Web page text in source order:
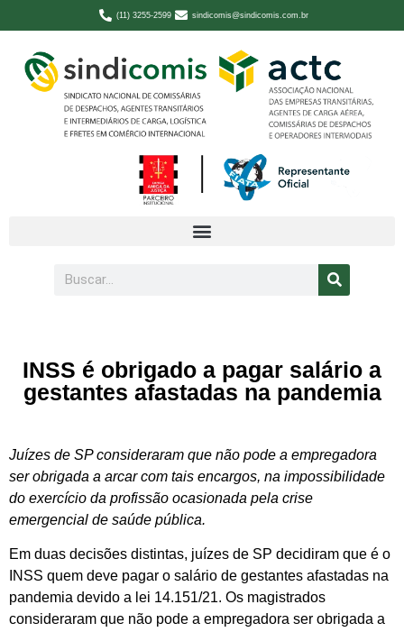
(11) 3255-2599 sindicomis@sindicomis.com.br
INSS é obrigado a pagar salário a
gestantes afastadas na pandemia
Juízes de SP consideraram que não pode a empregadora
ser obrigada a arcar com tais encargos, na impossibilidade
do exercício da profissão ocasionada pela crise
emergencial de saúde pública.
Em duas decisões distintas, juízes de SP decidiram que é o
INSS quem deve pagar o salário de gestantes afastadas na
pandemia devido a lei 14.151/21. Os magistrados
consideraram que não pode a empregadora ser obrigada a